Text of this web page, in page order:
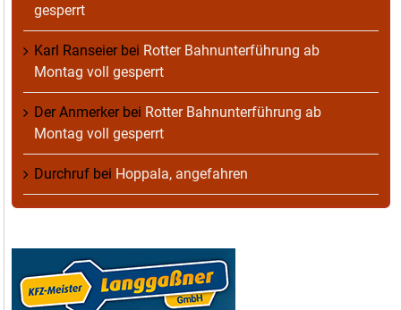
gesperrt
Karl Ranseierbei Rotter Bahnunterführung ab
Montag voll gesperrt
Der Anmerkerbei Rotter Bahnunterführung ab
Montag voll gesperrt
Durchruf bei Hoppala, angefahren